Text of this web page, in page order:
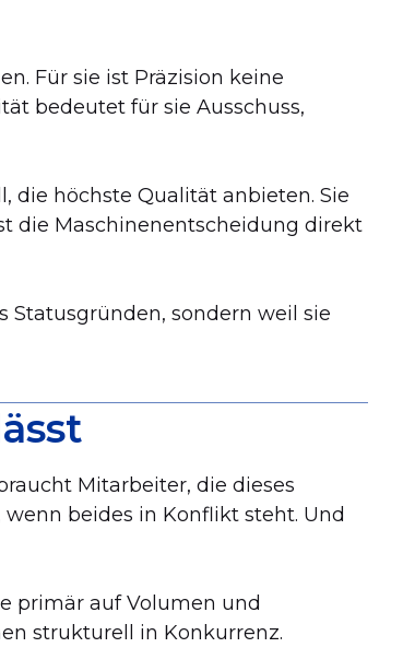
Für sie ist Präzision keine
bedeutet für sie Ausschuss,
die höchste Qualität anbieten. Sie
die Maschinenentscheidung direkt
Statusgründen, sondern weil sie
Mitarbeiter, die dieses
beides in Konflikt steht. Und
primär auf Volumen und
strukturell in Konkurrenz.